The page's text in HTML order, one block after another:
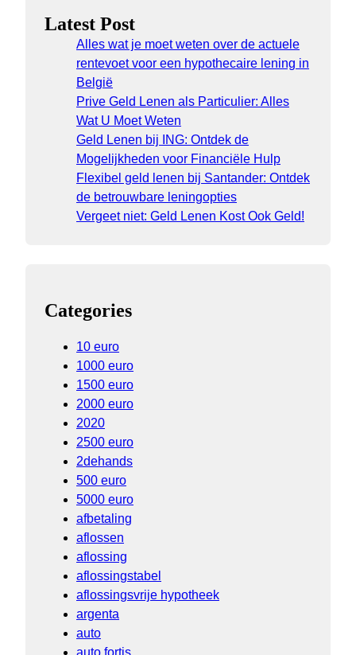
Latest Post
Alles wat je moet weten over de actuele
rentevoet voor een hypothecaire lening in
België
Prive Geld Lenen als Particulier: Alles
Wat U Moet Weten
Geld Lenen bij ING: Ontdek de
Mogelijkheden voor Financiële Hulp
Flexibel geld lenen bij Santander: Ontdek
de betrouwbare leningopties
Vergeet niet: Geld Lenen Kost Ook Geld!
Categories
10 euro
1000 euro
1500 euro
2000 euro
2020
2500 euro
2dehands
500 euro
5000 euro
afbetaling
aflossen
aflossing
aflossingstabel
aflossingsvrije hypotheek
argenta
auto
auto fortis